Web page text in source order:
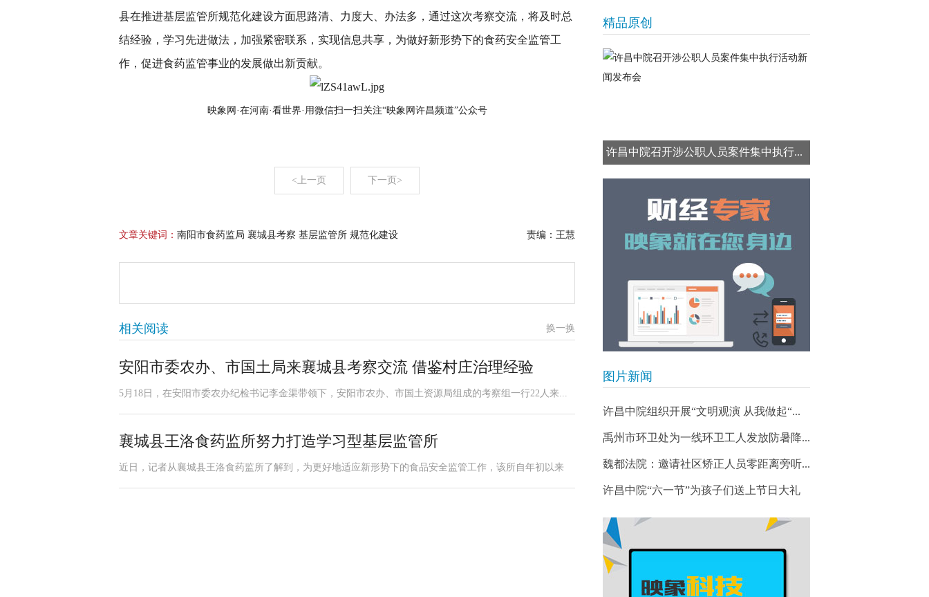
县在推进基层监管所规范化建设方面思路清、力度大、办法多，通过这次考察交流，将及时总
结经验，学习先进做法，加强紧密联系，实现信息共享，为做好新形势下的食药安全监管工
作，促进食药监管事业的发展做出新贡献。
映象网·在河南·看世界·用微信扫一扫关注“映象网许昌频道”公众号
<上一页 下一页>
文章关键词： 南阳市食药监局 襄城县考察 基层监管所 规范化建设 责编：王慧
相关阅读 换一换
安阳市委农办、市国土局来襄城县考察交流 借鉴村庄治理经验
5月18日，在安阳市委农办纪检书记李金渠带领下，安阳市农办、市国土资源局组成的考察组一行22人来...
襄城县王洛食药监所努力打造学习型基层监管所
近日，记者从襄城县王洛食药监所了解到，为更好地适应新形势下的食品安全监管工作，该所自年初以来
精品原创
许昌中院召开涉公职人员案件集中执行...
图片新闻
许昌中院组织开展“文明观演 从我做起“...
禹州市环卫处为一线环卫工人发放防暑降...
魏都法院：邀请社区矫正人员零距离旁听...
许昌中院“六一节”为孩子们送上节日大礼